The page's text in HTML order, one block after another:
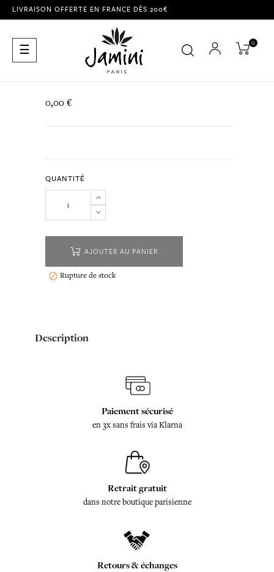
LIVRAISON OFFERTE EN FRANCE DÈS 200€
Basculer
la
☰ 0
0,00 €
QUANTITÉ
AJOUTER AU PANIER
 Rupture de stock
Description
Paiement sécurisé
en 3x sans frais via Klarna
Retrait gratuit
dans notre boutique parisienne
Retours & échanges